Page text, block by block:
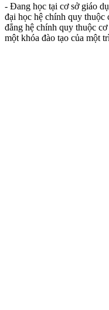
- Đang học tại cơ sở giáo
đại học hệ chính quy thuộc
đẳng hệ chính quy thuộc
một khóa đào tạo của một